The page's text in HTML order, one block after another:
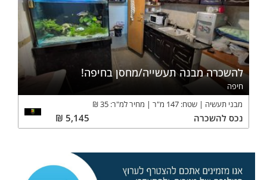
להשכרה מבנה תעשייה/מחסן בחיפה!
חיפה
מבני תעשיה
שטח: 147 מ"ר מחיר למ"ר: 35
₪
נכס להשכרה 5,145
₪